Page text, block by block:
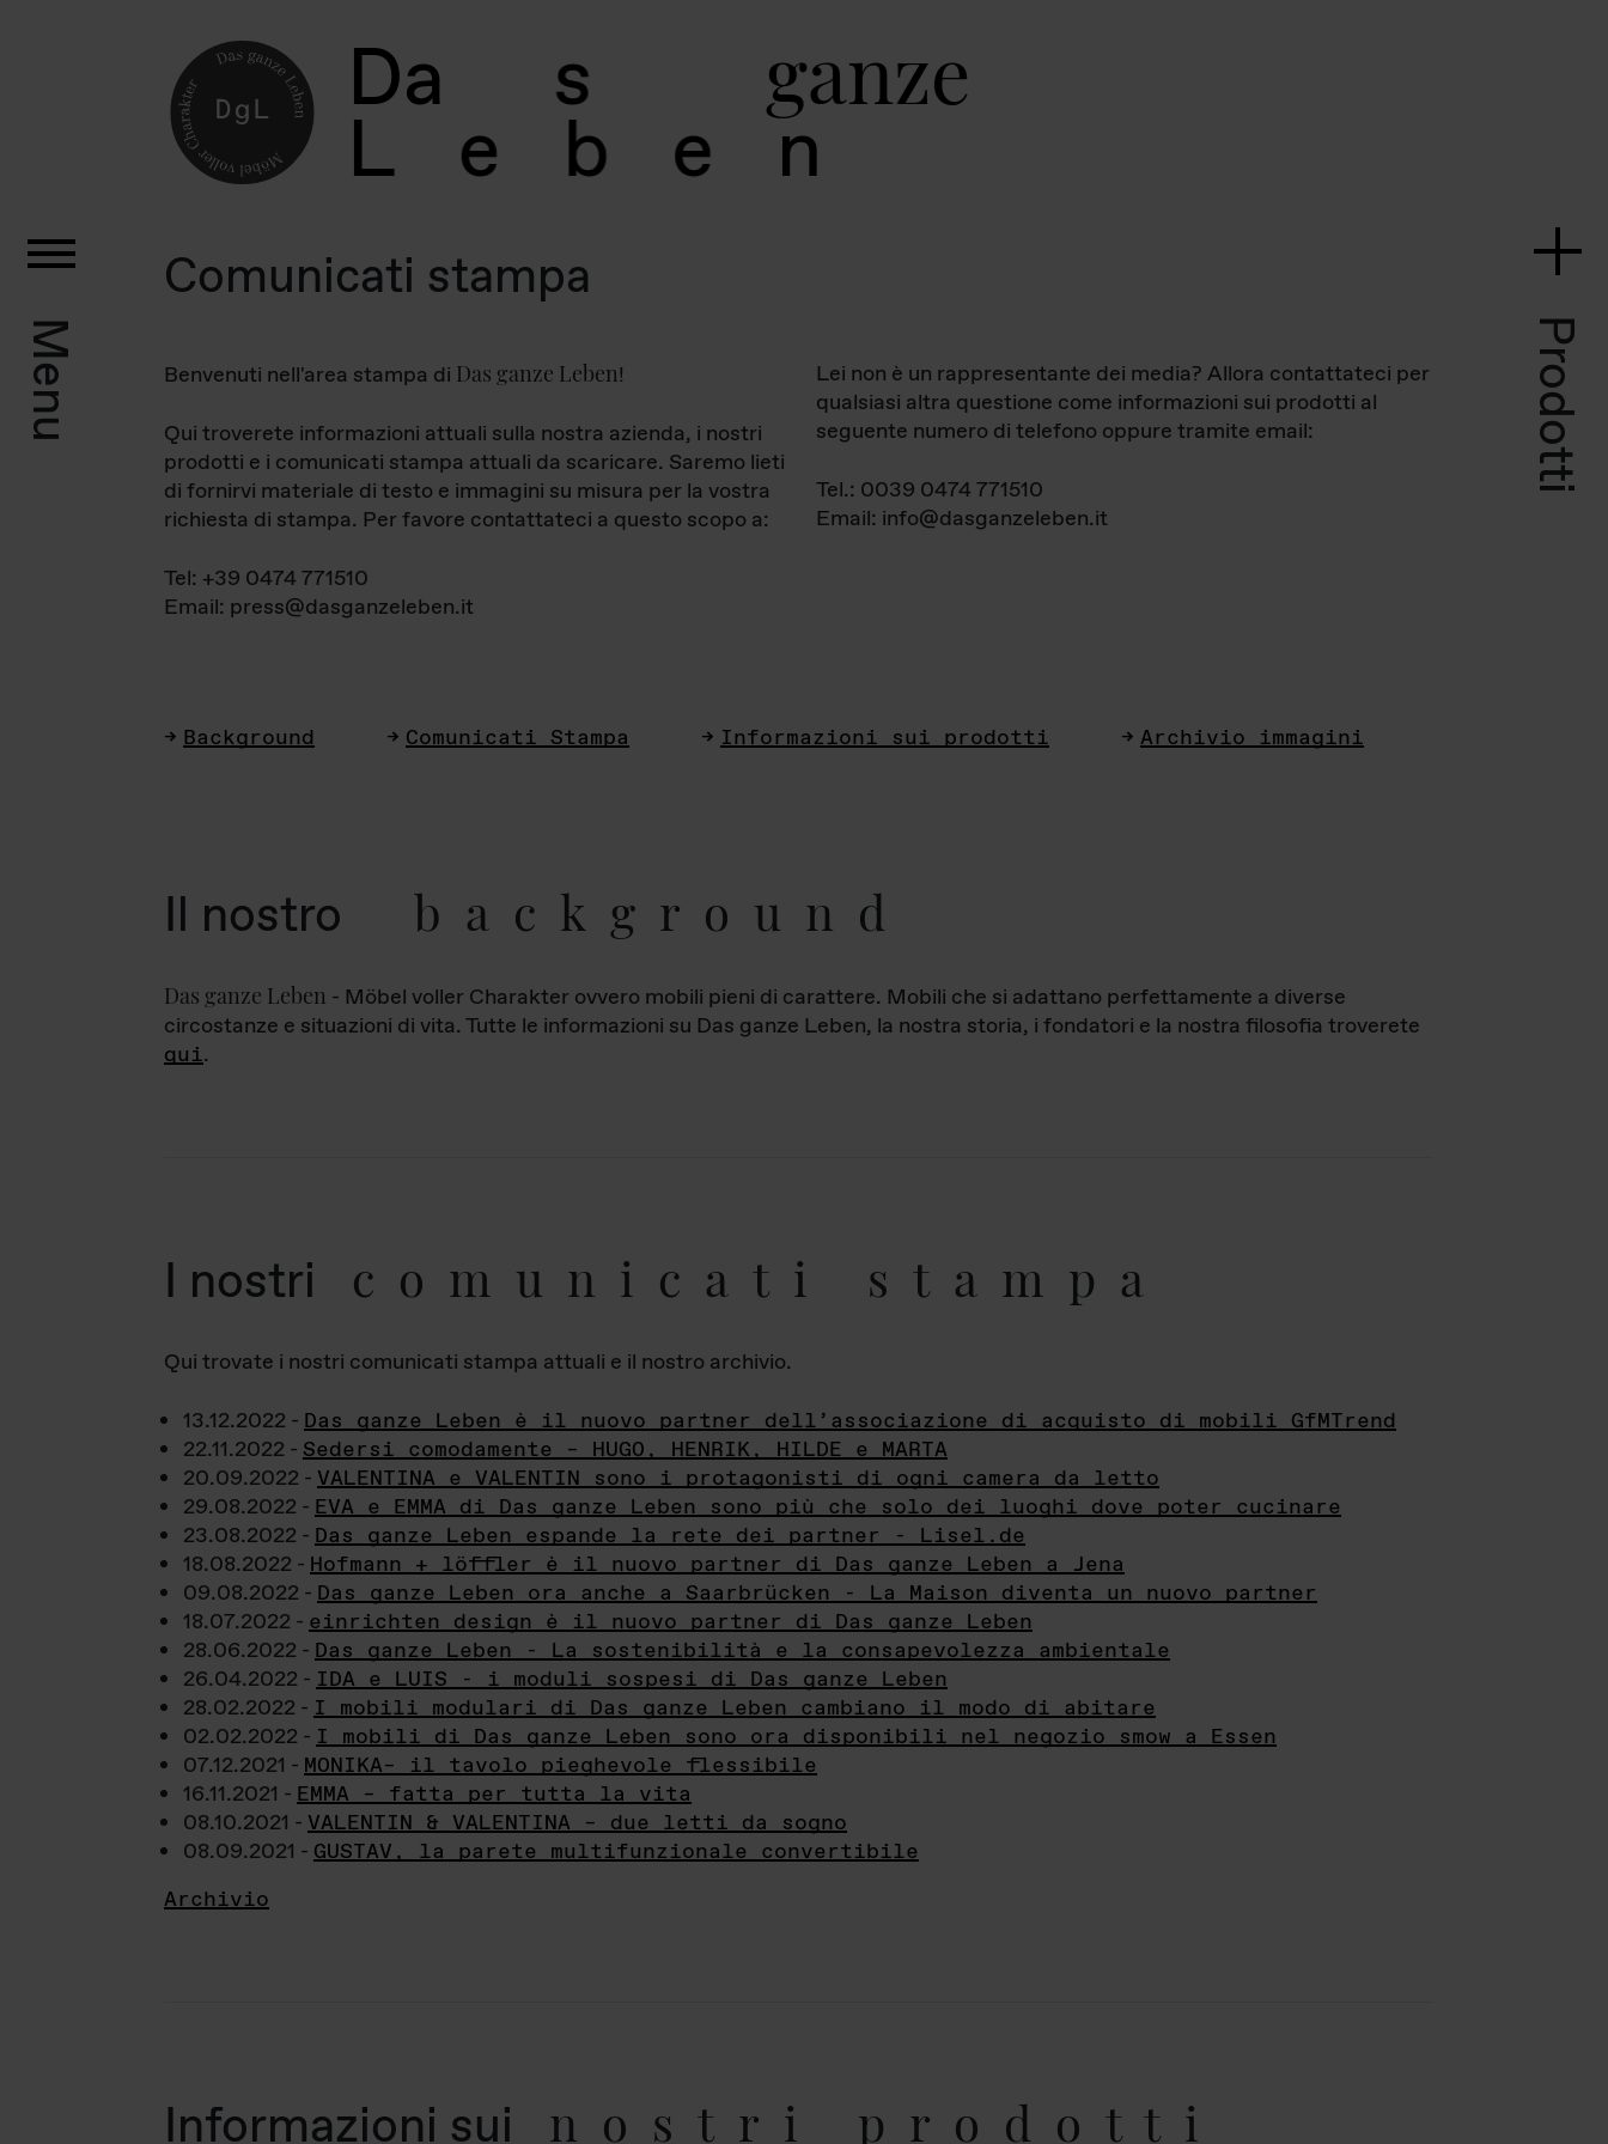
Da s ganz
L e b
Menu Prodotti
Comunicati stampa
Benvenuti nell'area stampa di Das ganze Leben!
Qui troverete informazioni attuali sulla nostra azienda, i nostri
prodotti e i comunicati stampa attuali da scaricare. Saremo lieti
di fornirvi materiale di testo e immagini su misura per la vostra
richiesta di stampa. Per favore contattateci a questo scopo a:
Tel: +39 0474 771510
Email: press@dasganzeleben.it
Lei non è un rappresentante dei media? Allora contattateci per
qualsiasi altra questione come informazioni sui prodotti al
seguente numero di telefono oppure tramite email:
Tel.: 0039 0474 771510
Email: info@dasganzeleben.it
Background Comunicati Stampa Informazioni sui prodotti Archivio immagini
Il nostro background
Das ganze Leben - Möbel voller Charakter ovvero mobili pieni di carattere. Mobili che si adattano perfettamente a diverse
circostanze e situazioni di vita. Tutte le informazioni su Das ganze Leben, la nostra storia, i fondatori e la nostra filosofia troverete
qui.
I nostri comunicati stampa
Qui trovate i nostri comunicati stampa attuali e il nostro archivio.
13.12.2022 - Das ganze Leben è il nuovo partner dell’associazione di acquisto di mobili GfMTrend
22.11.2022 - Sedersi comodamente – HUGO, HENRIK, HILDE e MARTA
20.09.2022 - VALENTINA e VALENTIN sono i protagonisti di ogni camera da letto
29.08.2022 - EVA e EMMA di Das ganze Leben sono più che solo dei luoghi dove poter cucinare
23.08.2022 - Das ganze Leben espande la rete dei partner - Lisel.de
18.08.2022 - Hofmann + löffler è il nuovo partner di Das ganze Leben a Jena
09.08.2022 - Das ganze Leben ora anche a Saarbrücken - La Maison diventa un nuovo partner
18.07.2022 - einrichten design è il nuovo partner di Das ganze Leben
28.06.2022 - Das ganze Leben - La sostenibilità e la consapevolezza ambientale
26.04.2022 - IDA e LUIS - i moduli sospesi di Das ganze Leben
28.02.2022 - I mobili modulari di Das ganze Leben cambiano il modo di abitare
02.02.2022 - I mobili di Das ganze Leben sono ora disponibili nel negozio smow a Essen
07.12.2021 - MONIKA– il tavolo pieghevole flessibile
16.11.2021 - EMMA – fatta per tutta la vita
08.10.2021 - VALENTIN & VALENTINA – due letti da sogno
08.09.2021 - GUSTAV, la parete multifunzionale convertibile
Archivio
Informazioni sui nostri prodotti